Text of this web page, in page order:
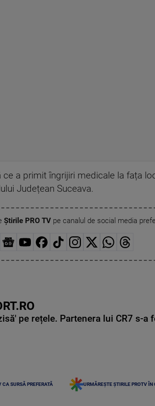
a primit îngrijiri medicale la fața
Județean Suceava.
Știrile PRO TVpe canalul de social media
pe rețele. Partenera lui CR7 s-
SURSĂ PREFERATĂ URMĂREȘTE ȘTIRILE PROTV ÎN